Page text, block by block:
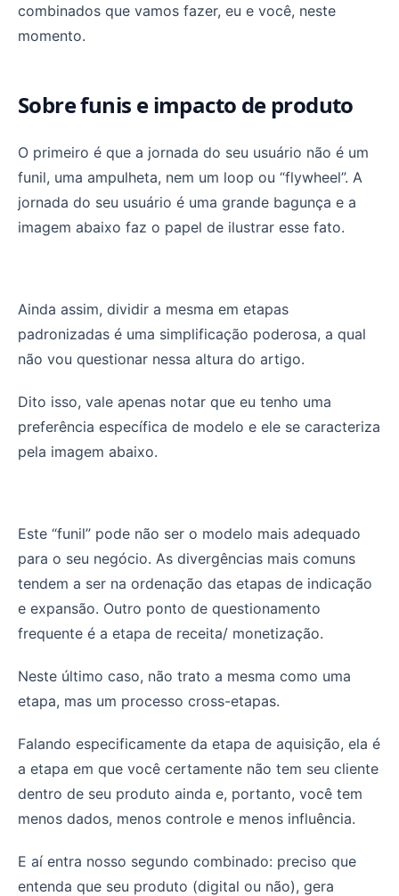
combinados que vamos fazer, eu e você, neste
momento.
Sobre funis e impacto de produto
O primeiro é que a jornada do seu usuário não é um
funil, uma ampulheta, nem um loop ou “flywheel”. A
jornada do seu usuário é uma grande bagunça e a
imagem abaixo faz o papel de ilustrar esse fato.
Ainda assim, dividir a mesma em etapas
padronizadas é uma simplificação poderosa, a qual
não vou questionar nessa altura do artigo.
Dito isso, vale apenas notar que eu tenho uma
preferência específica de modelo e ele se caracteriza
pela imagem abaixo.
Este “funil” pode não ser o modelo mais adequado
para o seu negócio. As divergências mais comuns
tendem a ser na ordenação das etapas de indicação
e expansão. Outro ponto de questionamento
frequente é a etapa de receita/ monetização.
Neste último caso, não trato a mesma como uma
etapa, mas um processo cross-etapas.
Falando especificamente da etapa de aquisição, ela é
a etapa em que você certamente não tem seu cliente
dentro de seu produto ainda e, portanto, você tem
menos dados, menos controle e menos influência.
E aí entra nosso segundo combinado: preciso que
entenda que seu produto (digital ou não), gera